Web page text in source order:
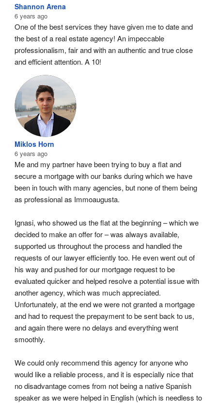
Shannon Arena
6 years ago
One of the best services they have given me to date and
the best of a real estate agency! An impeccable
professionalism, fair and with an authentic and true close
and efficient attention. A 10!
Miklos Horn
6 years ago
Me and my partner have been trying to buy a flat and
secure a mortgage with our banks during which we have
been in touch with many agencies, but none of them being
as professional as Immoaugusta.
Ignasi, who showed us the flat at the beginning – which we
decided to make an offer for – was always available,
supported us throughout the process and handled the
requests of our lawyer efficiently too. He even went out of
his way and pushed for our mortgage request to be
evaluated quicker and helped resolve a potential issue with
another agency, which was much appreciated.
Unfortunately, at the end we were not granted a mortgage
and had to request the prepayment to be sent back to us,
and again there were no delays and everything went
smoothly.
We could only recommend this agency for anyone who
would like a reliable process, and it is especially nice that
no disadvantage comes from not being a native Spanish
speaker as we were helped in English (which is needless to